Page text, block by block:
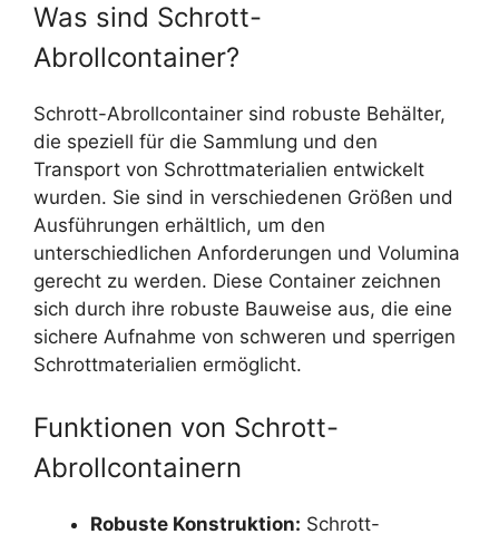
Was sind Schrott-
Abrollcontainer?
Schrott-Abrollcontainer sind robuste Behälter,
die speziell für die Sammlung und den
Transport von Schrottmaterialien entwickelt
wurden. Sie sind in verschiedenen Größen und
Ausführungen erhältlich, um den
unterschiedlichen Anforderungen und Volumina
gerecht zu werden. Diese Container zeichnen
sich durch ihre robuste Bauweise aus, die eine
sichere Aufnahme von schweren und sperrigen
Schrottmaterialien ermöglicht.
Funktionen von Schrott-
Abrollcontainern
Robuste Konstruktion: Schrott-